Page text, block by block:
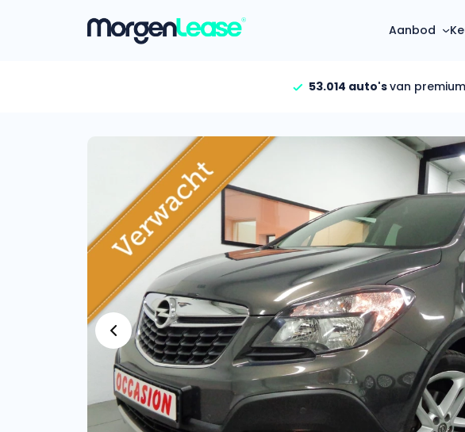
Aanbod
Gehele aanbod
Bekijk volledig aanbod
Gezinsauto’s
Bekijk alle gezinsauto’s
Hele aanbod
Bekijk alle stadsauto’s
EV’s/Hybrides
Bekijk alle electrische auto’s
Bedrijfswagens
Bekijk alle bedrijfswagens
Budgetwagens
Bereken in
Offerte
Wij geven
53.014 auto'svan